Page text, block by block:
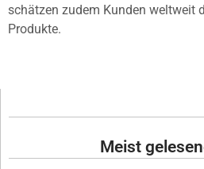
schätzen zudem Kunden weltweit
Produkte.
Meist